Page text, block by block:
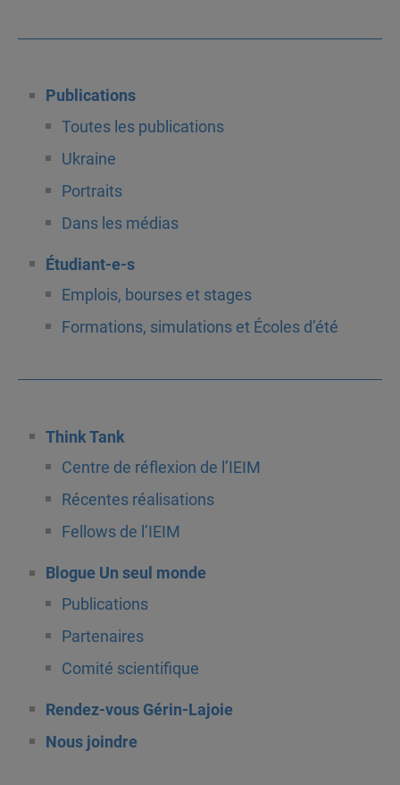
Publications
Toutes les publications
Ukraine
Portraits
Dans les médias
Étudiant-e-s
Emplois, bourses et stages
Formations, simulations et Écoles d’été
Think Tank
Centre de réflexion de l’IEIM
Récentes réalisations
Fellows de l’IEIM
Blogue Un seul monde
Publications
Partenaires
Comité scientifique
Rendez-vous Gérin-Lajoie
Nous joindre